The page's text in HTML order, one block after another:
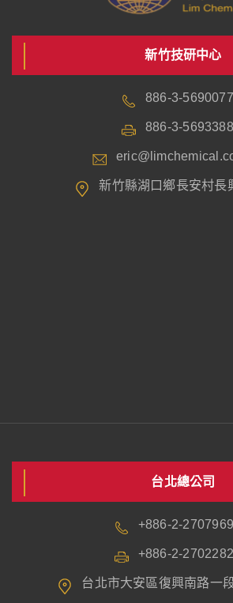
新竹技研中心
886-3-5690077
886-3-5693388
新竹縣湖口鄉長安村長
台北總公司
+886-2-
+886-2-
台北市大安區復興南路一